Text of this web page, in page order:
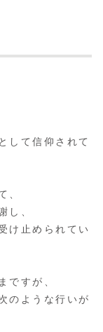
して信仰されて
、
し、
け止められてい
ですが、
のような行いが